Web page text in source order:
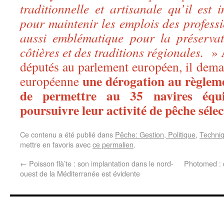
traditionnelle et artisanale qu’il est
pour maintenir les emplois des
aussi emblématique pour la
côtières et des traditions régionales. »
députés au parlement européen, il
européenne une dérogation au
de permettre au 35 navires
poursuivre leur activité de pêche
Ce contenu a été publié dans Pêche: Gestion, Politique,
mettre en favoris avecce permalien.
← Poisson flà’te : son implantation dans le nord-
ouest de la Méditerranée est évidente
Photomed